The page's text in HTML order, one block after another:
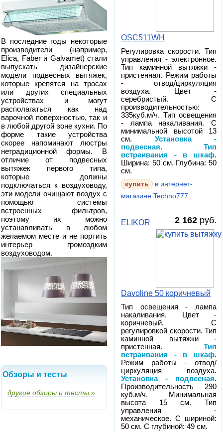
В последние годы некоторые
производители (например,
Elica, Faber и Galvamet) стали
выпускать дизайнерские
модели подвесных вытяжек,
которые крепятся на тросах
или других специальных
устройствах и могут
располагаться как над
варочной поверхностью, так и
в любой другой зоне кухни. По
форме такие устройства
скорее напоминают люстры
нетрадиционной формы. В
отличие от подвесных
вытяжек первого типа,
которые должны
подключаться к воздуховоду,
эти модели очищают воздух с
помощью системы
встроенных фильтров,
поэтому их можно
устанавливать в любом
желаемом месте и не портить
интерьер громоздким
воздуховодом.
Обзоры и тесты
другие обзоры и тесты »
OSC511WH
Регулировка скорости. Тип
управления - электронное.
Тип каминной вытяжки -
пристенная. Режим работы
- отвод/циркуляция
воздуха. Цвет -
серебристый. С
производительностью:
335куб.м/ч. Тип освещения
- лампа накаливания. С
минимальной высотой 13
см. Установка -
подвесная.Тип
встраивания - в шкаф.
Ширина: 50 см. Глубина: 50
см.
в интернет-
магазине Techno777
2 162 руб.
ELIKOR
Davoline 50 коричневый
Тип освещения - лампа
накаливания. Цвет -
коричневый. С
регулировкой скорости. Тип
каминной вытяжки -
пристенная.Тип
встраивания - в шкаф.
Режим работы - отвод/
циркуляция воздуха.
Установка - подвесная.
Производительность 290
куб.м/ч. Минимальная
высота 15 см. Тип
управления -
механическое. С шириной:
50 см. С глубиной: 49 см.